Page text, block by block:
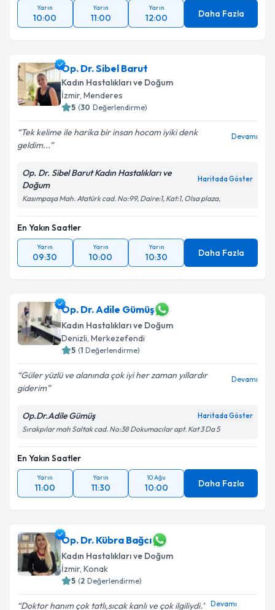
Yarın
10:00
Yarın
11:00
Yarın
12:00 Daha Fazla
Op. Dr. Sibel Barut
Kadın Hastalıkları ve Doğum
İzmir, Menderes
5 (30 Değerlendirme)
Tek kelime ile harika bir insan hocam iyiki denk
geldim...
Devamı
Op. Dr. Sibel Barut Kadın Hastalıkları ve
Doğum
Haritada Göster
Kasımpaşa Mah. Atatürk cad. No:99, Daire:1, Kat:1, Olsa plaza,
En Yakın Saatler
Yarın
09:30
Yarın
10:00
Yarın
10:30 Daha Fazla
Op. Dr. Adile Gümüş
Kadın Hastalıkları ve Doğum
Denizli, Merkezefendi
5 (1 Değerlendirme)
Güler yüzlü ve alanında çok iyi her zaman yıllardır
giderim
Devamı
Op.Dr.Adile Gümüş Haritada Göster
Sırakpılar mah Saltak cad. No:38 Dokumacılar apt. Kat 3 Da 5
En Yakın Saatler
Yarın
11:00
Yarın
11:30
10 Ağu
10:00 Daha Fazla
Op. Dr. Kübra Bağcı
Kadın Hastalıkları ve Doğum
İzmir, Konak
5 (2 Değerlendirme)
Doktor hanım çok tatlı,sıcak kanlı ve çok ilgiliydi.️ Devamı